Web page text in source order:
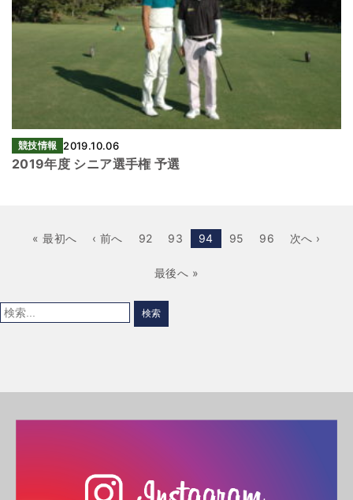
競技情報 2019.10.06
2019年度 シニア選手権 予選
« 最初へ ‹ 前へ 92 93 94 95 96 次へ ›
最後へ »